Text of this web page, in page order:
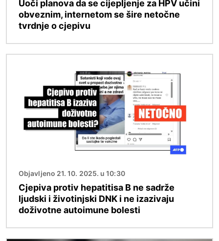
Uoči planova da se cijepljenje za HPV učini
obveznim, internetom se šire netočne
tvrdnje o cjepivu
Objavljeno 21. 10. 2025. u 10:30
Cjepiva protiv hepatitisa B ne sadrže
ljudski i životinjski DNK i ne izazivaju
doživotne autoimune bolesti